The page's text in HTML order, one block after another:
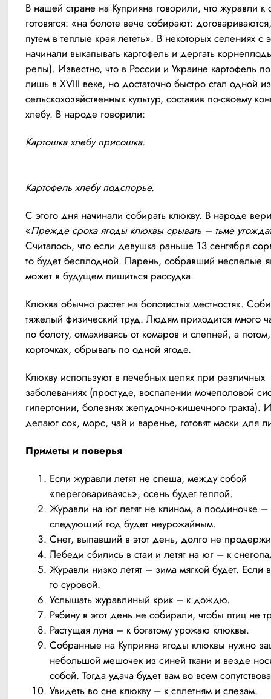
В нашей стране на Куприяна говорили, что журавли к
готовятся: «на болоте вече собирают:
путем в теплые края лететь». В некоторых селениях с
начинали выкапывать картофель и дергать
репы). Известно, что в России и Украине картофель
лишь в XVIII веке, но достаточно быстро стал одной
сельскохозяйственных культур, составив по-своему
хлебу. В народе говорили:
Картошка хлебу присошка.
Картофель хлебу подспорье.
С этого дня начинали собирать клюкву. В народе
«Прежде срока ягоды клюквы срывать – тьме
Считалось, что если девушка раньше 13 сентября
то будет бесплодной. Парень, собравший неспелые
может в будущем лишиться рассудка.
Клюква обычно растет на болотистых местностях.
тяжелый физический труд. Людям приходится много
по болоту, отмахиваясь от комаров и слепней, а
корточках, обрывать по одной ягоде.
Клюкву используют в лечебных целях при различных
заболеваниях (простуде, воспалении мочеполовой
гипертонии, болезнях желудочно-кишечного тракта).
делают сок, морс, чай и варенье, готовят маски для
Приметы и поверья
Если журавли летят не спеша, между собой
«переговариваясь», осень будет теплой.
Журавли на юг летят не клином, а поодиночке –
следующий год будет неурожайным.
Снег, выпавший в этот день, долго не
Лебеди сбились в стаи и летят на юг – к
Журавли низко летят – зима мягкой будет. Если
то суровой.
Услышать журавлиный крик – к дождю.
Рябину в этот день не собирали, чтобы птиц не
Растущая луна – к богатому урожаю клюквы.
Собранные на Куприяна ягоды клюквы нужно
небольшой мешочек из синей ткани и везде
собой. Тогда удача будет вам во всем
Увидеть во сне клюкву – к сплетням и слезам.